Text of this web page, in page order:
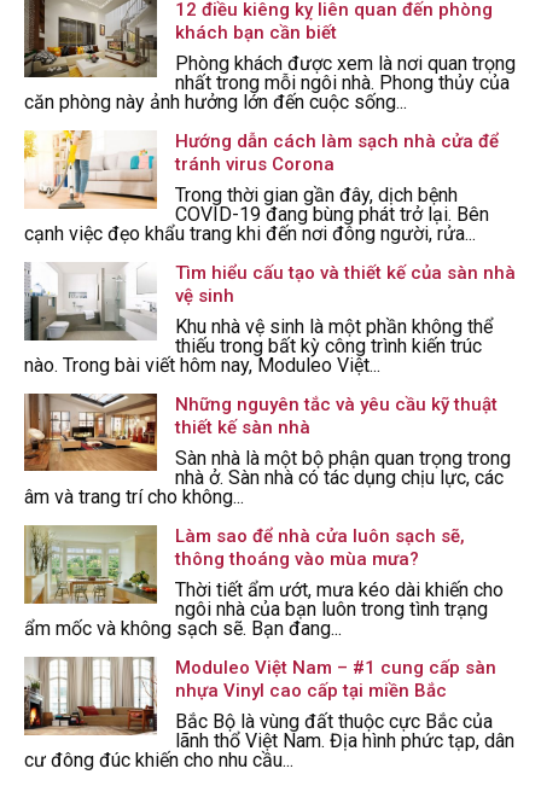
12 điều kiêng kỵ liên quan đến phòng
khách bạn cần biết
Phòng khách được xem là nơi quan trọng
nhất trong mỗi ngôi nhà. Phong thủy của
căn phòng này ảnh hưởng lớn đến cuộc sống...
Hướng dẫn cách làm sạch nhà cửa để
tránh virus Corona
Trong thời gian gần đây, dịch bệnh
COVID-19 đang bùng phát trở lại. Bên
cạnh việc đẹo khẩu trang khi đến nơi đông người, rửa...
Tìm hiểu cấu tạo và thiết kế của sàn nhà
vệ sinh
Khu nhà vệ sinh là một phần không thể
thiếu trong bất kỳ công trình kiến trúc
nào. Trong bài viết hôm nay, Moduleo Việt...
Những nguyên tắc và yêu cầu kỹ thuật
thiết kế sàn nhà
Sàn nhà là một bộ phận quan trọng trong
nhà ở. Sàn nhà có tác dụng chịu lực, các
âm và trang trí cho không...
Làm sao để nhà cửa luôn sạch sẽ,
thông thoáng vào mùa mưa?
Thời tiết ẩm ướt, mưa kéo dài khiến cho
ngôi nhà của bạn luôn trong tình trạng
ẩm mốc và không sạch sẽ. Bạn đang...
Moduleo Việt Nam – #1 cung cấp sàn
nhựa Vinyl cao cấp tại miền Bắc
Bắc Bộ là vùng đất thuộc cực Bắc của
lãnh thổ Việt Nam. Địa hình phức tạp, dân
cư đông đúc khiến cho nhu cầu...